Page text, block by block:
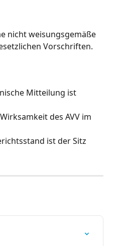
nicht weisungsgemäße
Vorschriften.
Mitteilung ist
des AVV im
ist der Sitz